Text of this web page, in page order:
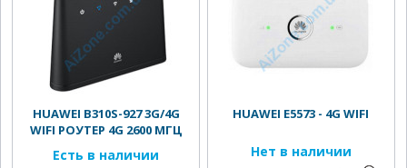
HUAWEI B310S-927 3G/4G
WIFI РОУТЕР 4G 2600 МГЦ
Есть в наличии
HUAWEI E5573 - 4G WIFI
Нет в наличии